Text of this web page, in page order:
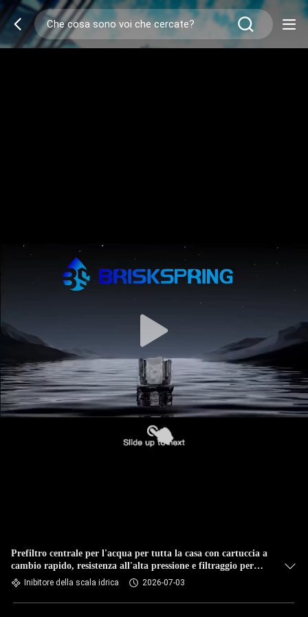
Prefiltro centrale per l'acqua per tutta la casa con cartuccia a
cambio rapido, resistenza all'alta pressione e filtraggio per
uso alimentare
Inibitore della scala idrica 2026-07-03